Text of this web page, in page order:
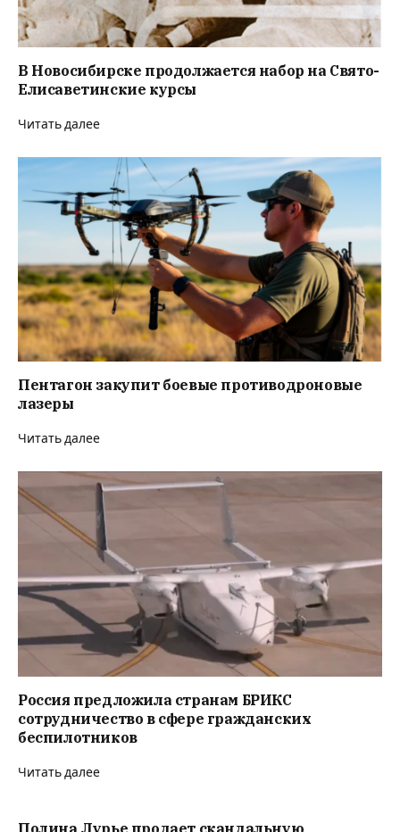
В Новосибирске продолжается набор на Свято-
Елисаветинские курсы
Читать далее
Пентагон закупит боевые противодроновые
лазеры
Читать далее
Россия предложила странам БРИКС
сотрудничество в сфере гражданских
беспилотников
Читать далее
Полина Лурье продает скандальную